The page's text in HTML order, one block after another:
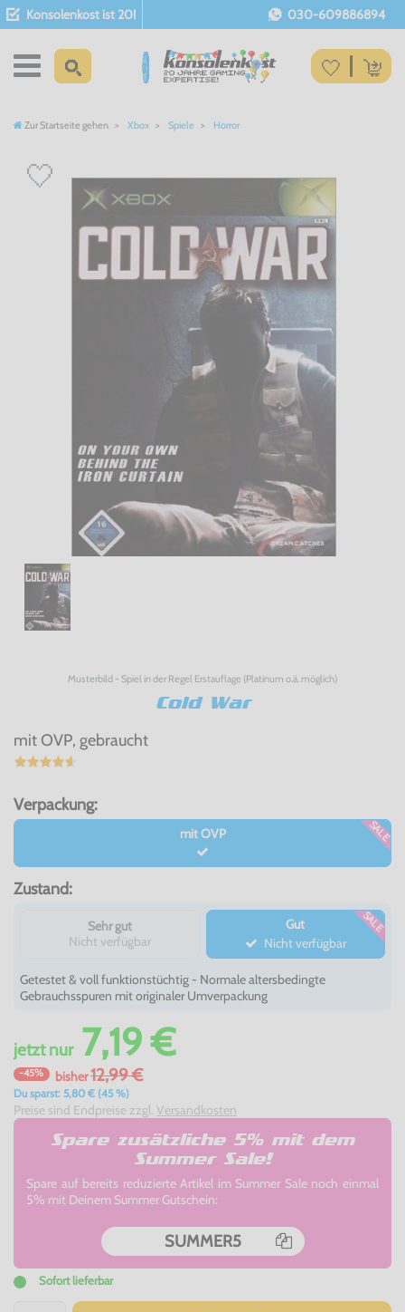
Konsolenkost ist 20! 030-609886894
Zur Startseite gehen Xbox Spiele Horror
Musterbild - Spiel in der Regel Erstauflage (Platinum o.ä. möglich)
Cold War
mit OVP, gebraucht
Verpackung:
mit OVP SALE
Zustand:
Sehr gut
Nicht verfügbar
Gut
Nicht verfügbar
SALE
Getestet & voll funktionstüchtig - Normale altersbedingte
Gebrauchsspuren mit originaler Umverpackung
jetztnur7,19 €
-45% bisher12,99 €
Du sparst: 5,80 € (45 %)
Preise sind Endpreise zzgl. Versandkosten
Spare zusätzliche 5% mit dem
Summer Sale!
Spare auf bereits reduzierte Artikel im Summer Sale noch einmal
5% mit Deinem Summer Gutschein:
SUMMER5
Sofort lieferbar